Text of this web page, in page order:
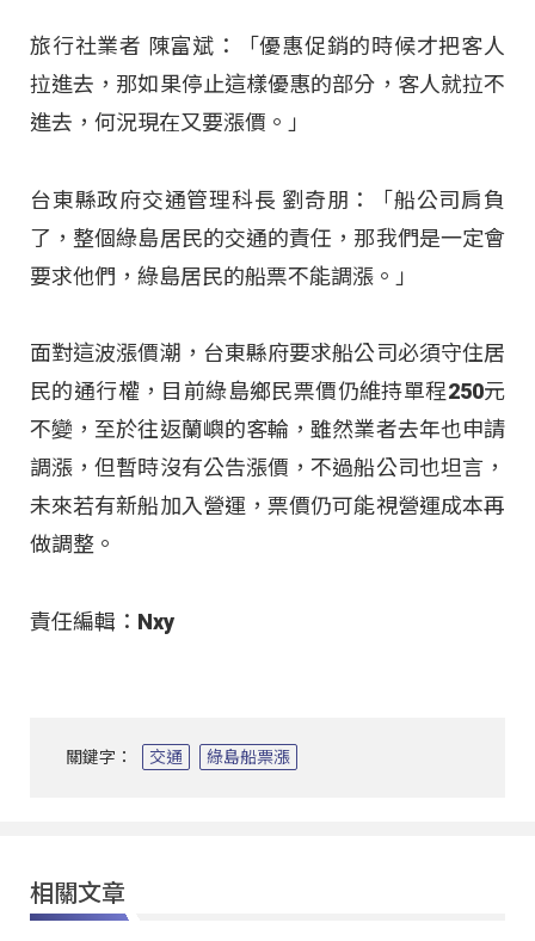
旅行社業者 陳富斌：「優惠促銷的時候才把客人
拉進去，那如果停止這樣優惠的部分，客人就拉不
進去，何況現在又要漲價。」
台東縣政府交通管理科長 劉奇朋：「船公司肩負
了，整個綠島居民的交通的責任，那我們是一定會
要求他們，綠島居民的船票不能調漲。」
面對這波漲價潮，台東縣府要求船公司必須守住居
民的通行權，目前綠島鄉民票價仍維持單程250元
不變，至於往返蘭嶼的客輪，雖然業者去年也申請
調漲，但暫時沒有公告漲價，不過船公司也坦言，
未來若有新船加入營運，票價仍可能視營運成本再
做調整。
責任編輯：Nxy
關鍵字： 交通 綠島船票漲
相關文章